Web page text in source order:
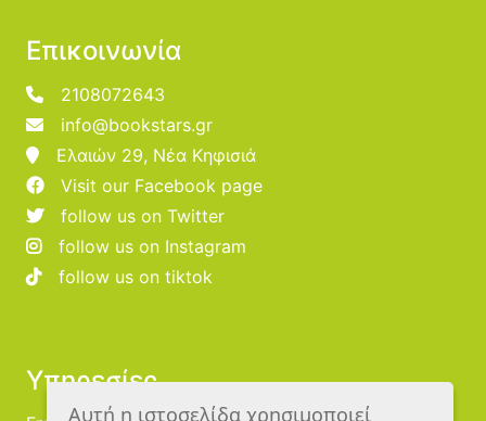
Επικοινωνία
2108072643
info@bookstars.gr
Ελαιών 29, Νέα Κηφισιά
Visit our Facebook page
follow us on Twitter
follow us on Instagram
follow us on tiktok
Υπηρεσίες
Αυτή η ιστοσελίδα χρησιμοποιεί